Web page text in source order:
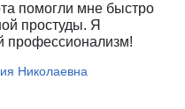
помогли мне быстро
простуды. Я
профессионализм!
Николаевна